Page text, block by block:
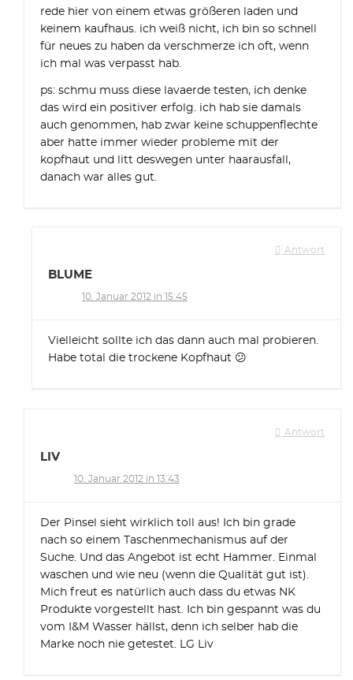
rede hier von einem etwas größeren laden und
keinem kaufhaus. ich weiß nicht, ich bin so schnell
für neues zu haben da verschmerze ich oft, wenn
ich mal was verpasst hab.
ps: schmu muss diese lavaerde testen, ich denke
das wird ein positiver erfolg. ich hab sie damals
auch genommen, hab zwar keine schuppenflechte
aber hatte immer wieder probleme mit der
kopfhaut und litt deswegen unter haarausfall,
danach war alles gut.
Antwort
BLUME
10. Januar 2012 in 15:45
Vielleicht sollte ich das dann auch mal probieren.
Habe total die trockene Kopfhaut 😕
Antwort
LIV
10. Januar 2012 in 13:43
Der Pinsel sieht wirklich toll aus! Ich bin grade
nach so einem Taschenmechanismus auf der
Suche. Und das Angebot ist echt Hammer. Einmal
waschen und wie neu (wenn die Qualität gut ist).
Mich freut es natürlich auch dass du etwas NK
Produkte vorgestellt hast. Ich bin gespannt was du
vom I&M Wasser hällst, denn ich selber hab die
Marke noch nie getestet. LG Liv